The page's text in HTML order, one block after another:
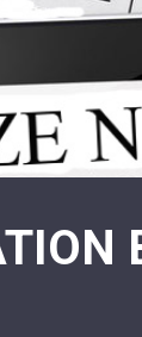
DE
PISCINE
ASSOCIATIONS